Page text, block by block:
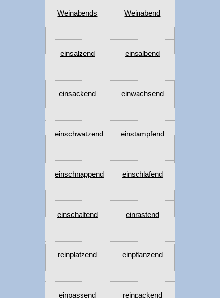
Weinabends Weinabend
einsalzend einsalbend
einsackend einwachsend
einschwatzend einstampfend
einschnappend einschlafend
einschaltend einrastend
reinplatzend einpflanzend
einpassend reinpackend